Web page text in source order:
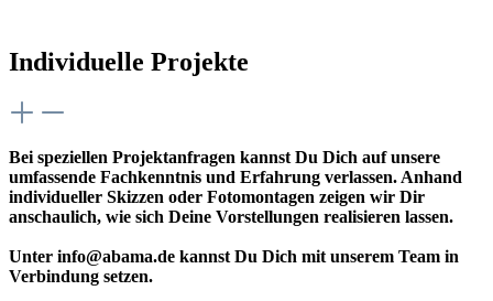
Individuelle Projekte
Bei speziellen Projektanfragen kannst Du Dich auf unsere
umfassende Fachkenntnis und Erfahrung verlassen. Anhand
individueller Skizzen oder Fotomontagen zeigen wir Dir
anschaulich, wie sich Deine Vorstellungen realisieren lassen.
Unter info@abama.de kannst Du Dich mit unserem Team in
Verbindung setzen.